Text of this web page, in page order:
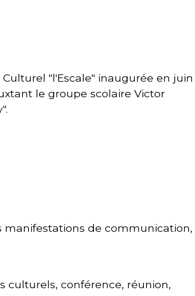
"l'Escale" inaugurée en juin
le groupe scolaire Victor
manifestations de communication,
culturels, conférence, réunion,